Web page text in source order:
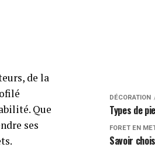
de la
Que
ses
DÉCORATION
Types de
FORET EN
Savoir